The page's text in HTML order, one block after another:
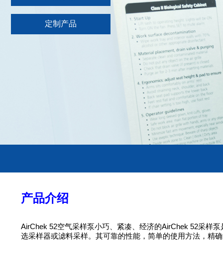
定制产品
产品介绍
AirChek 52空气采样泵小巧、紧凑、经济的AirChek 52采样
选采样器或滤料采样。其可靠的性能，简单的使用方法，精